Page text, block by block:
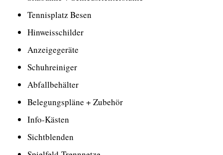
Tennisplatz Besen
Hinweisschilder
Anzeigegeräte
Schuhreiniger
Abfallbehälter
Belegungspläne + Zubehör
Info-Kästen
Sichtblenden